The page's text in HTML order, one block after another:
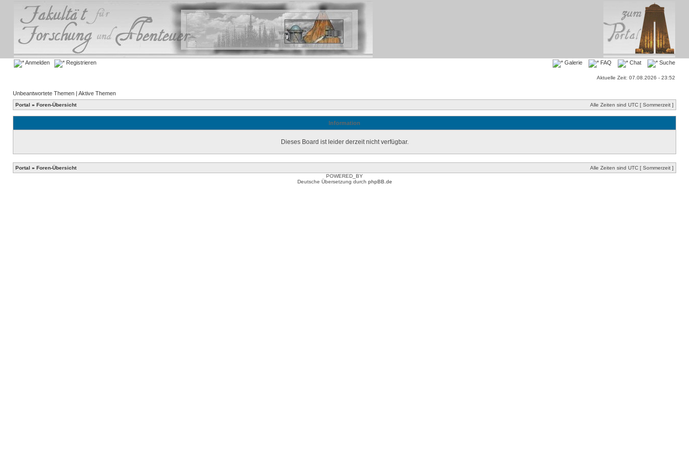
Anmelden Registrieren Galerie FAQ Chat Suche
Aktuelle Zeit: 07.08.2026 - 23:52
Unbeantwortete Themen | Aktive Themen
Portal » Foren-Übersicht Alle Zeiten sind UTC [ Sommerzeit ]
Information
Dieses Board ist leider derzeit nicht verfügbar.
Portal » Foren-Übersicht
Alle Zeiten sind UTC [ Sommerzeit ]
POWERED_BY
Deutsche Übersetzung durch phpBB.de